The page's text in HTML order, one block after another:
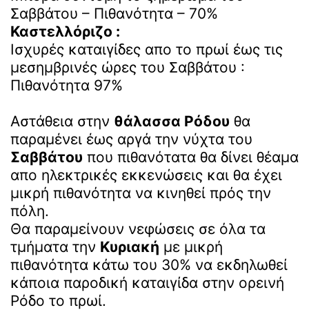
Σαββάτου – Πιθανότητα – 70%
Καστελλόριζο :
Ισχυρές καταιγίδες απο το πρωί έως τις
μεσημβρινές ώρες του Σαββάτου :
Πιθανότητα 97%
Αστάθεια στην θάλασσα Ρόδου θα
παραμένει έως αργά την νύχτα του
Σαββάτου που πιθανότατα θα δίνει θέαμα
απο ηλεκτρικές εκκενώσεις και θα έχει
μικρή πιθανότητα να κινηθεί πρός την
πόλη.
Θα παραμείνουν νεφώσεις σε όλα τα
τμήματα την Κυριακή με μικρή
πιθανότητα κάτω του 30% να εκδηλωθεί
κάποια παροδική καταιγίδα στην ορεινή
Ρόδο το πρωί.